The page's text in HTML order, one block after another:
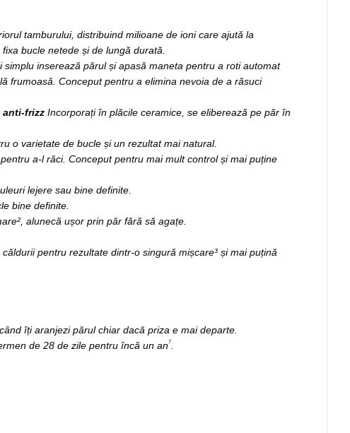
tamburului, distribuind milioane de ioni care ajută la
bucle netede și de lungă durată.
simplu inserează părul și apasă maneta pentru a roti automat
frumoasă. Conceput pentru a elimina nevoia de a răsuci
anti-frizz Incorporați în plăcile ceramice, se eliberează pe păr în
o varietate de bucle și un rezultat mai natural.
a-l răci. Conceput pentru mai mult control și mai puține
lejere sau bine definite.
bine definite.
alunecă ușor prin păr fără să agațe.
pentru rezultate dintr-o singură mișcare³ și mai puțină
îți aranjezi părul chiar dacă priza e mai departe.
de 28 de zile pentru încă un an⁷